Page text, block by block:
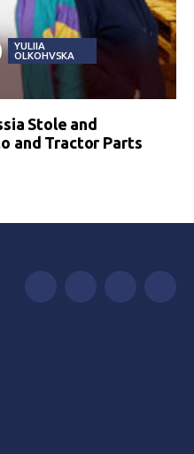
YULIIA
OLKOHVSKA
Stole and
and Tractor Parts